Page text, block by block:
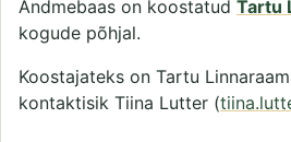
Andmebaas on koostatud Tartu
kogude põhjal.
Koostajateks on Tartu
kontaktisik Tiina Lutter (